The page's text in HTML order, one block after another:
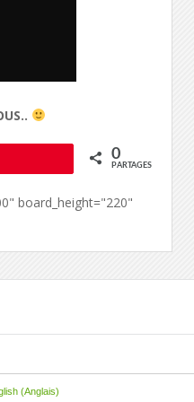
0
PARTAGES
board_height="220"
(Anglais)